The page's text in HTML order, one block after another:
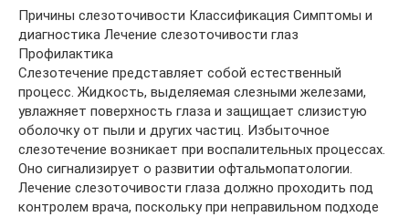
Причины слезоточивости Классификация Симптомы и
диагностика Лечение слезоточивости глаз
Профилактика
Слезотечение представляет собой естественный
процесс. Жидкость, выделяемая слезными железами,
увлажняет поверхность глаза и защищает слизистую
оболочку от пыли и других частиц. Избыточное
слезотечение возникает при воспалительных процессах.
Оно сигнализирует о развитии офтальмопатологии.
Лечение слезоточивости глаза должно проходить под
контролем врача, поскольку при неправильном подходе